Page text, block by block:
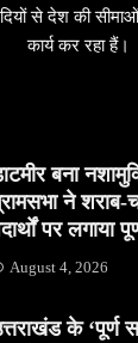
से देश की
कार्य कर रहा हैं।
बना
ने
पर लगाया
August 4, 2026
के ‘पूर्ण